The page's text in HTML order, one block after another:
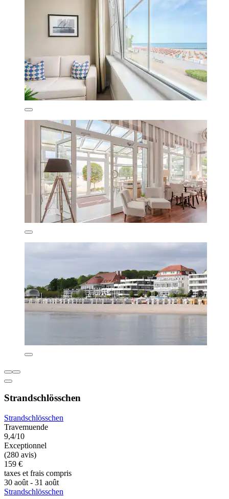
Strandschlösschen
Strandschlösschen
Travemuende
9,4/10
Exceptionnel
(280 avis)
159 €
taxes et frais compris
30 août - 31 août
Strandschlösschen